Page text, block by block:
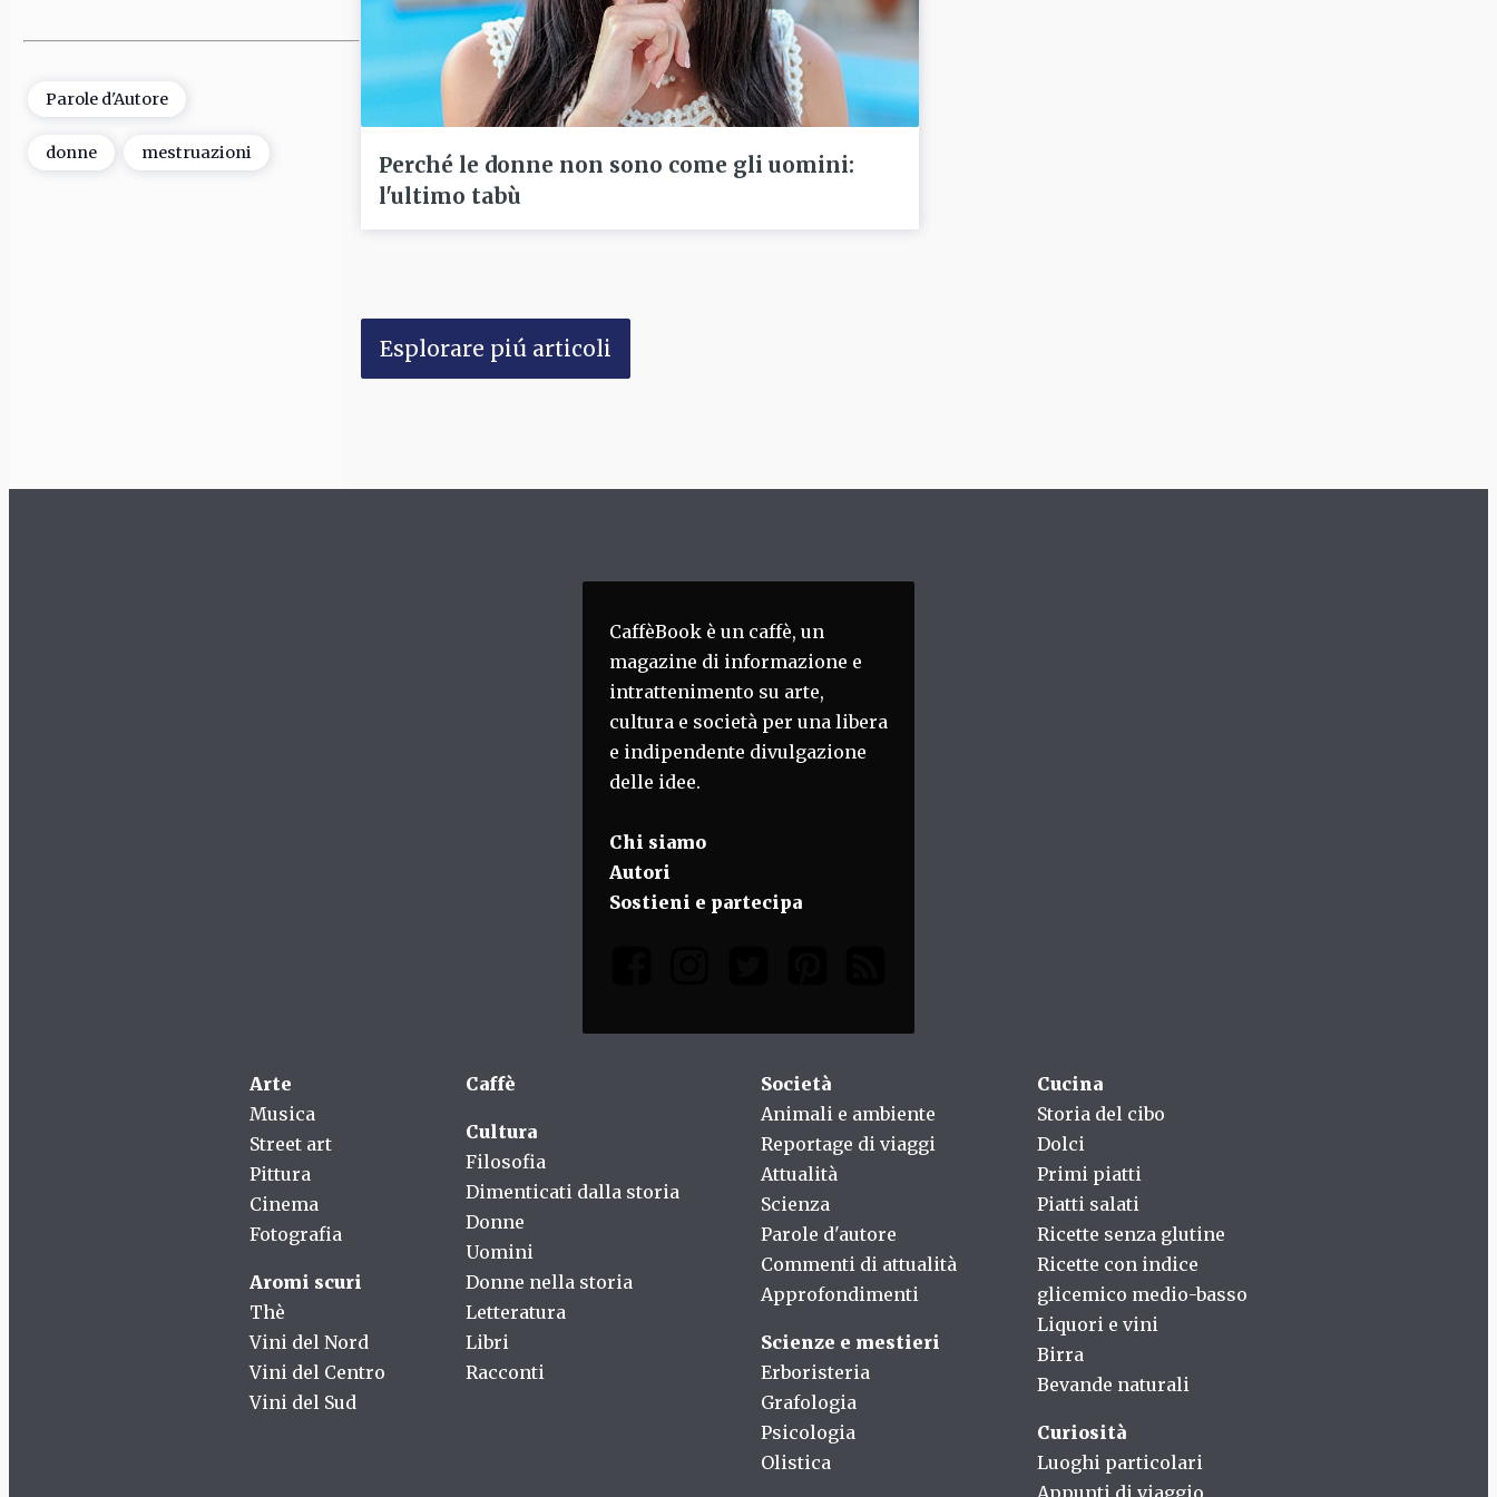
Parole d'Autore
donne mestruazioni
Perché le donne non sono come gli uomini:
l'ultimo tabù
Esplorare piú articoli
CaffèBook è un caffè, un
magazine di informazione e
intrattenimento su arte,
cultura e società per una libera
e indipendente divulgazione
delle idee.
Chi siamo
Autori
Sostieni e partecipa
Arte
Musica
Street art
Pittura
Cinema
Fotografia
Aromi scuri
Thè
Vini del Nord
Vini del Centro
Vini del Sud
Caffè
Cultura
Filosofia
Dimenticati dalla storia
Donne
Uomini
Donne nella storia
Letteratura
Libri
Racconti
Società
Animali e ambiente
Reportage di viaggi
Attualità
Scienza
Parole d'autore
Commenti di attualità
Approfondimenti
Scienze e mestieri
Erboristeria
Grafologia
Psicologia
Olistica
Cucina
Storia del cibo
Dolci
Primi piatti
Piatti salati
Ricette senza glutine
Ricette con indice
glicemico medio-basso
Liquori e vini
Birra
Bevande naturali
Curiosità
Luoghi particolari